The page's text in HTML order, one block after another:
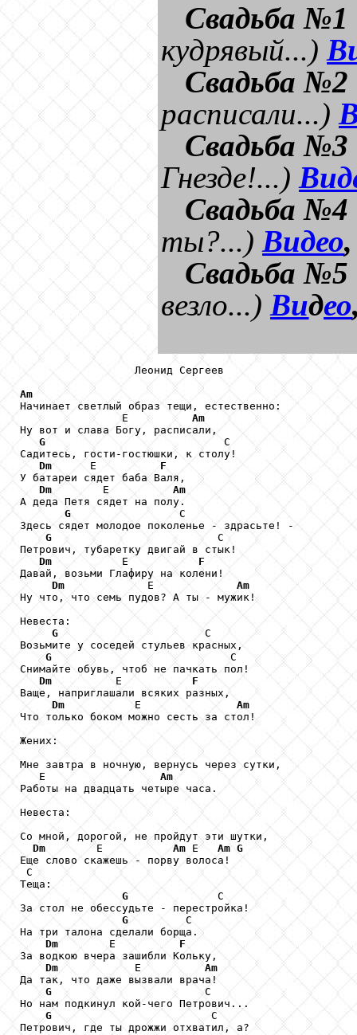
Свадьба №1
кудрявый...)
Свадьба №2
расписали...)
Свадьба №3
Гнезде!...)
Свадьба №4
ты?...)Видео
Свадьба №5
везло...)Видео
                  Леонид Сергеев
Am
Начинает светлый образ тещи, естественно:
                Е
Am
Ну вот и слава Богу, расписали,
G
                            С
Садитесь, гости-гостюшки, к столу!
Dm
      Е
F
У батареи сядет баба Валя,
Dm
        Е
Am
А деда Петя сядет на полу.
G
                 С
Здесь сядет молодое поколенье - здрасьте! -
G
                          С
Петрович, тубаретку двигай в стык!
Dm
           Е
F
Давай, возьми Глафиру на колени!
Dm
             Е
Am
Ну что, что семь пудов? А ты - мужик!
Невеста:
G
                       С
Возьмите у соседей стульев красных,
G
                            С
Снимайте обувь, чтоб не пачкать пол!
Dm
          Е
F
Ваще, наприглашали всяких разных,
Dm
           Е
Am
Что только боком можно сесть за стол!
Жених:
Мне завтра в ночную, вернусь через сутки,
   Е
Am
Работы на двадцать четыре часа.
Невеста:
Со мной, дорогой, не пройдут эти шутки,
Dm
        Е
Am Е Am G
Еще слово скажешь - порву волоса!
С
Теща:
G
              С
За стол не обессудьте - перестройка!
G
         С
На три талона сделали борща.
Dm
        Е
F
За водкою вчера зашибли Кольку,
Dm
            Е
Am
Да так, что даже вызвали врача!
G
                        С
Но нам подкинул кой-чего Петрович...
G
                         С
Петрович, где ты дрожжи отхватил, а?